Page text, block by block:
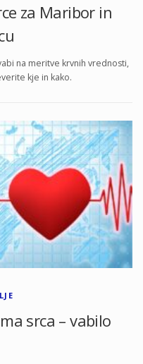
za Maribor in
na meritve krvnih vrednosti,
kje in kako.
srca – vabilo